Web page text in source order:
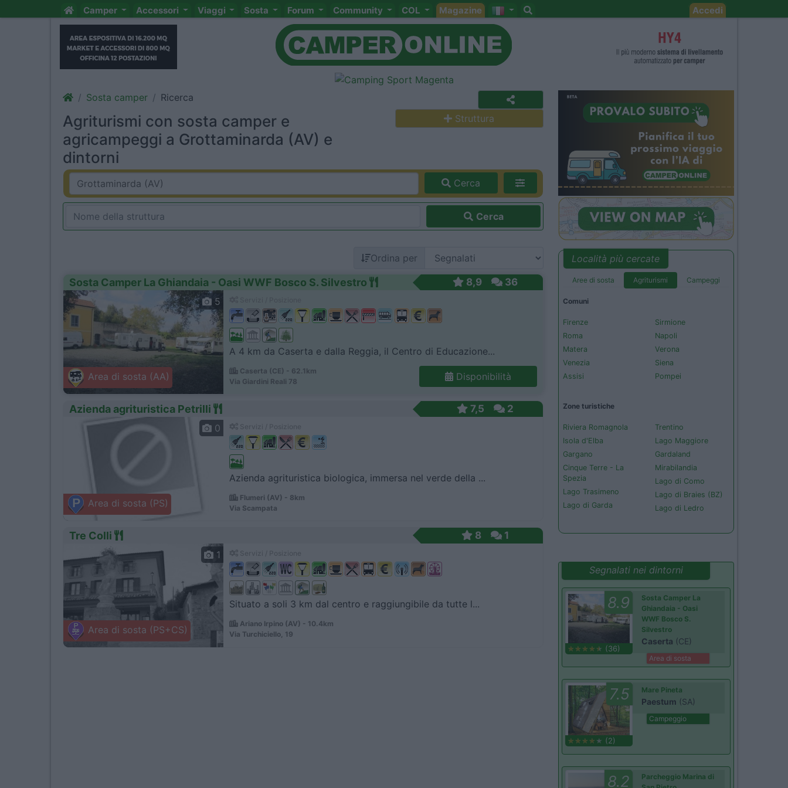
Camper Accessori Viaggi Sosta Forum Community COL Magazine Accedi
Sosta camper Ricerca
Agriturismi con sosta camper e
agricampeggi a Grottaminarda (AV) e
dintorni
Struttura
Cerca
Cerca
Ordina per
Sosta Camper La Ghiandaia - Oasi WWF Bosco S. Silvestro 8,9 36
Area di sosta (AA)
5
A 4 km da Caserta e dalla Reggia, il Centro di Educazione...
Caserta (CE) - 62.1km
Via Giardini Reali 78
Disponibilità
Azienda agrituristica Petrilli 7,5 2
Area di sosta (PS)
0
Azienda agrituristica biologica, immersa nel verde della ...
Flumeri (AV) - 8km
Via Scampata
Tre Colli 8 1
Area di sosta (PS+CS)
1
Situato a soli 3 km dal centro e raggiungibile da tutte l...
Ariano Irpino (AV) - 10.4km
Via Turchiciello, 19
Località più cercate
Aree di sosta Agriturismi Campeggi
Comuni
Firenze
Roma
Matera
Venezia
Assisi
Sirmione
Napoli
Verona
Siena
Pompei
Zone turistiche
Riviera Romagnola
Isola d'Elba
Gargano
Cinque Terre - La
Spezia
Lago Trasimeno
Lago di Garda
Trentino
Lago Maggiore
Gardaland
Mirabilandia
Lago di Como
Lago di Braies (BZ)
Lago di Ledro
Segnalati nei dintorni
8.9
(36)
Sosta Camper La
Ghiandaia - Oasi
WWF Bosco S.
Silvestro
Caserta (CE)
Area di sosta
7.5
(2)
Mare Pineta
Paestum (SA)
Campeggio
8.2
Parcheggio Marina di